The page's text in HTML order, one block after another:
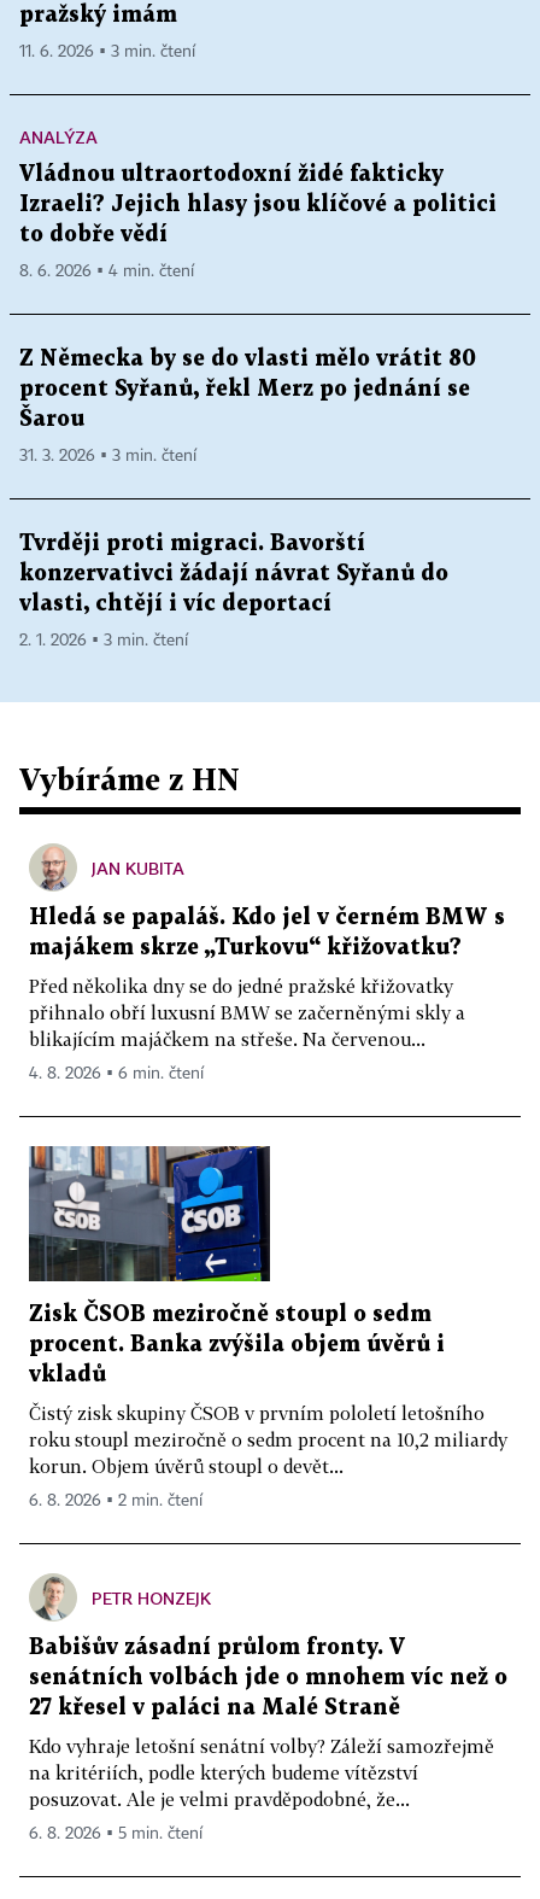
pražský imám
11. 6. 2026 ▪ 3 min. čtení
ANALÝZA
Vládnou ultraortodoxní židé fakticky
Izraeli? Jejich hlasy jsou klíčové a politici
to dobře vědí
8. 6. 2026 ▪ 4 min. čtení
Z Německa by se do vlasti mělo vrátit 80
procent Syřanů, řekl Merz po jednání se
Šarou
31. 3. 2026 ▪ 3 min. čtení
Tvrději proti migraci. Bavorští
konzervativci žádají návrat Syřanů do
vlasti, chtějí i víc deportací
2. 1. 2026 ▪ 3 min. čtení
Vybíráme z HN
JAN KUBITA
Hledá se papaláš. Kdo jel v černém BMW s
majákem skrze „Turkovu“ křižovatku?
Před několika dny se do jedné pražské křižovatky
přihnalo obří luxusní BMW se začerněnými skly a
blikajícím majáčkem na střeše. Na červenou...
4. 8. 2026 ▪ 6 min. čtení
Zisk ČSOB meziročně stoupl o sedm
procent. Banka zvýšila objem úvěrů i
vkladů
Čistý zisk skupiny ČSOB v prvním pololetí letošního
roku stoupl meziročně o sedm procent na 10,2 miliardy
korun. Objem úvěrů stoupl o devět...
6. 8. 2026 ▪ 2 min. čtení
PETR HONZEJK
Babišův zásadní průlom fronty. V
senátních volbách jde o mnohem víc než o
27 křesel v paláci na Malé Straně
Kdo vyhraje letošní senátní volby? Záleží samozřejmě
na kritériích, podle kterých budeme vítězství
posuzovat. Ale je velmi pravděpodobné, že...
6. 8. 2026 ▪ 5 min. čtení